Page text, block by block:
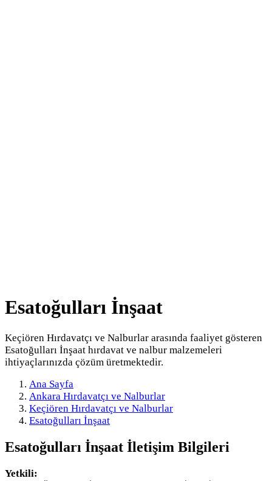
Esatoğulları İnşaat
Keçiören Hırdavatçı ve Nalburlar arasında faaliyet gösteren
Esatoğulları İnşaat hırdavat ve nalbur malzemeleri
ihtiyaçlarınızda çözüm üretmektedir.
Ana Sayfa
Ankara Hırdavatçı ve Nalburlar
Keçiören Hırdavatçı ve Nalburlar
Esatoğulları İnşaat
Esatoğulları İnşaat İletişim Bilgileri
Yetkili: